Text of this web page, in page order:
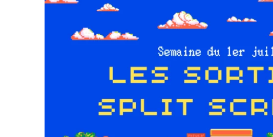
En versus
Jeux Access+